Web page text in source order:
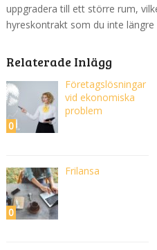
uppgradera till ett större rum,
hyreskontrakt som du inte längre
Relaterade Inlägg
0
Företagslösningar
vid ekonomiska
problem
0
Frilansa